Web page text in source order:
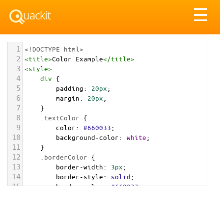
☰
1 <!DOCTYPE html>
2 <title>Color Example</title>
3 <style>
4 div {
5 padding: 20px;
6 margin: 20px;
7 }
8 .textColor {
9 color: #660033;
10 background-color: white;
11 }
12 .borderColor {
13 border-width: 3px;
14 border-style: solid;
15 border-color: #660033;